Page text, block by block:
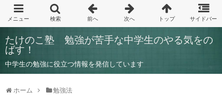
たけのこ塾 勉強が苦手な中学生のやる気をの
ばす！
中学生の勉強に役立つ情報を発信しています
ホーム 勉強法